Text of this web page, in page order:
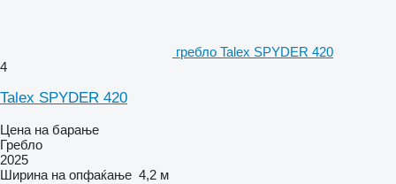
гребло Talex SPYDER 420
4
Talex SPYDER 420
Цена на барање
Гребло
2025
Ширина на опфаќање 4,2 м